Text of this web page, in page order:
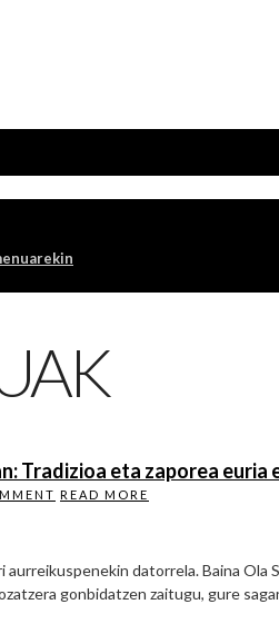
Tradizioa eta zaporea euria
READ MORE
datorrela. Baina Ola
gonbidatzen zaitugu, gure